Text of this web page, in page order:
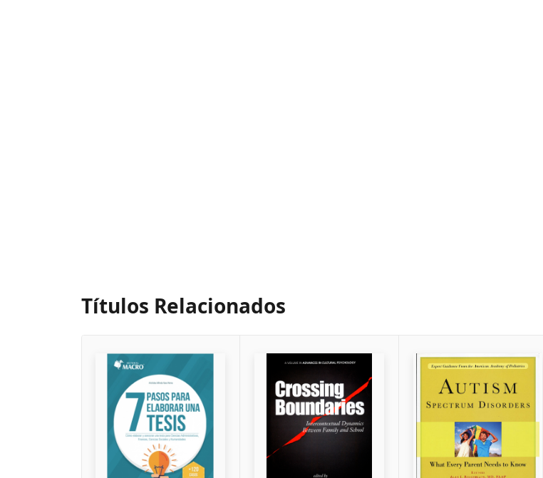
Títulos Relacionados